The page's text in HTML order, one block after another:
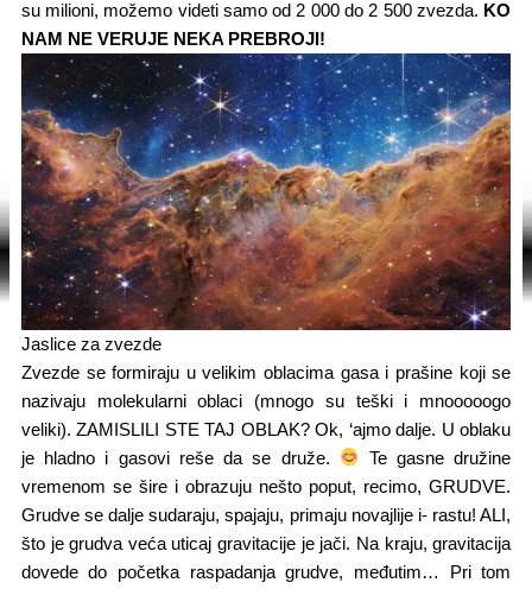
su milioni, možemo videti samo od 2 000 do 2 500 zvezda.​ KO
NAM NE VERUJE NEKA PREBROJI!
Jaslice za zvezde
Zvezde se formiraju u velikim oblacima gasa i prašine koji se
nazivaju molekularni oblaci (mnogo su teški i mnooooogo
veliki). ZAMISLILI STE TAJ OBLAK?​ Ok, ‘ajmo dalje. U oblaku
je hladno i gasovi reše da se druže.
Te gasne družine
vremenom se šire i obrazuju nešto poput, recimo, GRUDVE.
Grudve se dalje sudaraju, spajaju, primaju novajlije i- rastu! ALI,
što je grudva veća uticaj gravitacije je jači.​ Na kraju, gravitacija
dovede do početka raspadanja grudve, međutim… Pri tom